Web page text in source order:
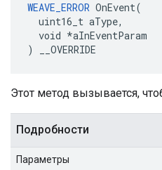
WEAVE_ERROR OnEvent(
  uint16_t aType,
  void *aInEventParam
) __OVERRIDE
Этот метод вызывается,
Подробности
Параметры